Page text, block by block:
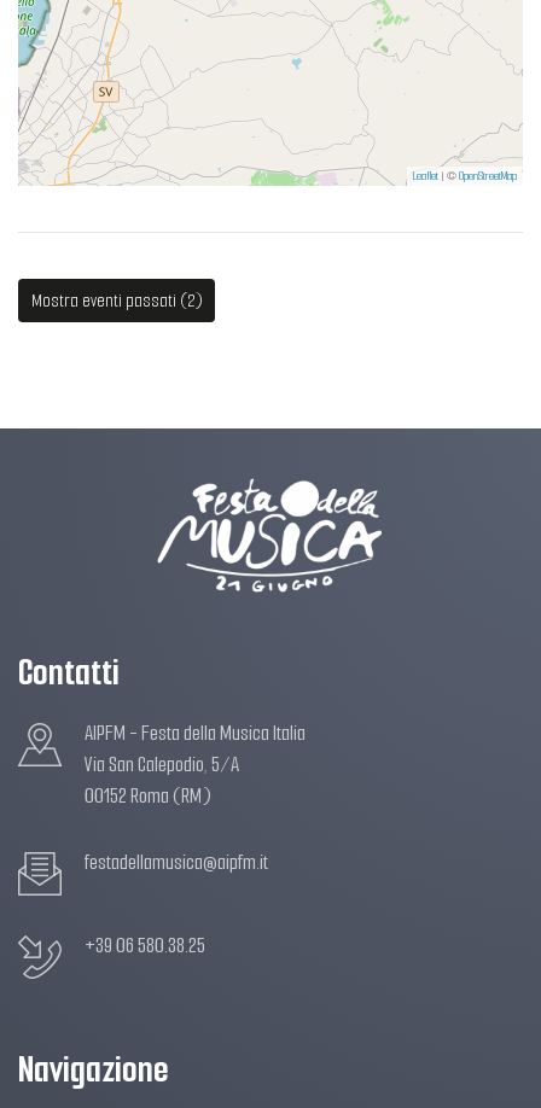
Leaflet | ©OpenStreetMap
Mostra eventi passati (2)
Contatti
AIPFM - Festa della Musica Italia
Via San Calepodio, 5/A
00152 Roma (RM)
festadellamusica@aipfm.it
+39 06 580.38.25
Navigazione